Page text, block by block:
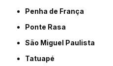
Penha de França
Ponte Rasa
São Miguel Paulista
Tatuapé